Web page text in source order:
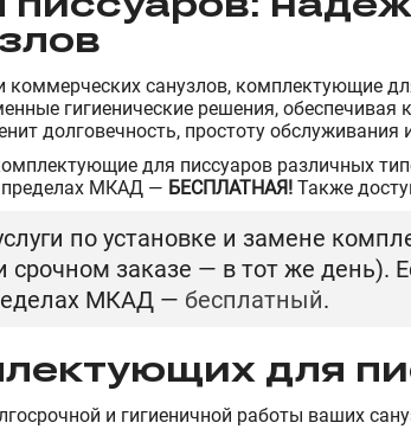
коммерческих санузлов, комплектующие
гигиенические решения,
долговечность, простоту
для писсуаров различных
пределах МКАД — БЕСПЛАТНАЯ! Также
по установке и замене
заказе — в тот же
МКАД — бесплатный.
для
и гигиеничной работы ваших